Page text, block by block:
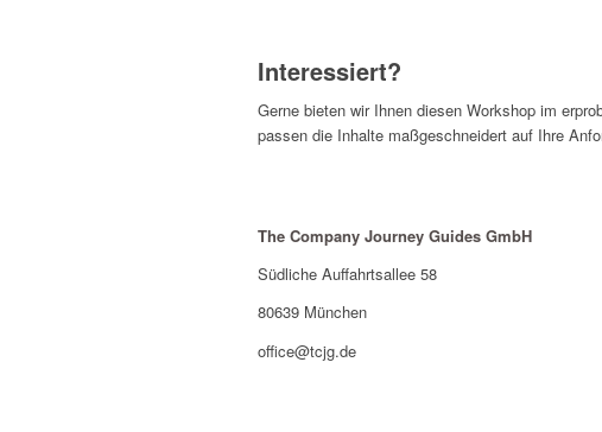
Interessiert?
Gerne bieten wir Ihnen diesen Workshop im
passen die Inhalte maßgeschneidert auf Ihre
The Company Journey Guides GmbH
Südliche Auffahrtsallee 58
80639 München
office@tcjg.de